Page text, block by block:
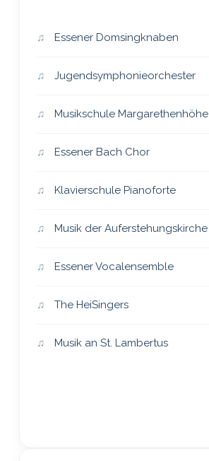
Essener Domsingknaben
Jugendsymphonieorchester
Musikschule Margarethenhöhe
Essener Bach Chor
Klavierschule Pianoforte
Musik der Auferstehungskirche
Essener Vocalensemble
The HeiSingers
Musik an St. Lambertus